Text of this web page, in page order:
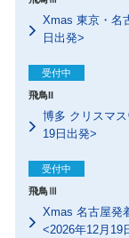
Xmas 東京・名
日出発>
飛鳥II
受付中
博多 クリスマ
19日出発>
飛鳥Ⅲ
受付中
Xmas 名古屋発
<2026年12月19